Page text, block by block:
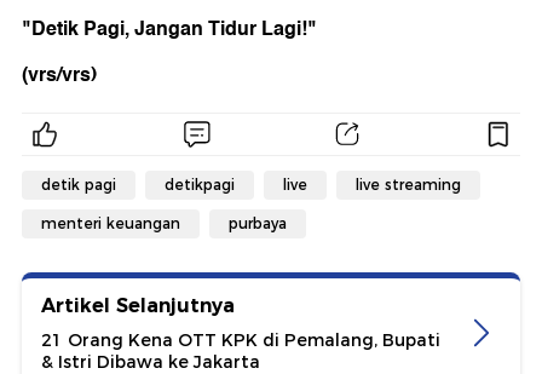
"Detik Pagi, Jangan Tidur Lagi!"
(vrs/vrs)
detik pagi detikpagi live live streaming
menteri keuangan purbaya
Artikel Selanjutnya
21 Orang Kena OTT KPK di Pemalang, Bupati
& Istri Dibawa ke Jakarta